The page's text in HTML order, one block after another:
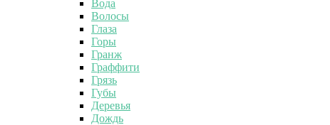
Вода
Волосы
Глаза
Горы
Гранж
Граффити
Грязь
Губы
Деревья
Дождь